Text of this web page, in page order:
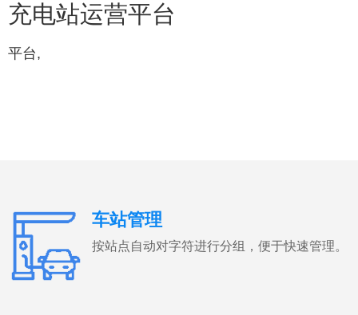
充电站运营平台
平台,
车站管理
按站点自动对字符进行分组，便于快速管理。